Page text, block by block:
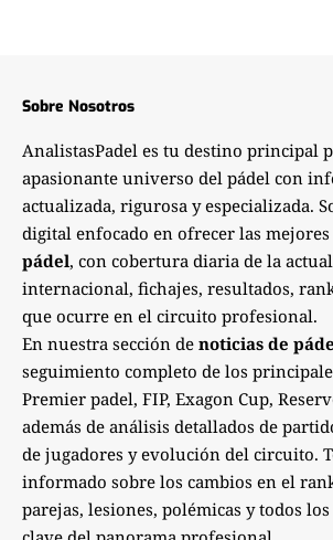
Sobre Nosotros
AnalistasPadel es tu destino principal
apasionante universo del pádel con
actualizada, rigurosa y especializada.
digital enfocado en ofrecer las mejores
pádel, con cobertura diaria de la
internacional, fichajes, resultados,
que ocurre en el circuito profesional.
En nuestra sección de noticias de
seguimiento completo de los
Premier padel, FIP, Exagon Cup,
además de análisis detallados de
de jugadores y evolución del circuito.
informado sobre los cambios en el
parejas, lesiones, polémicas y todos